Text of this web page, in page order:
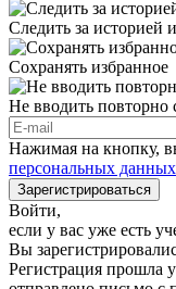
Следить за историей
Сохранять избранное
Не вводить повторно
Нажимая на кнопку,
персональных данных
Зарегистрироваться
Войти,
если у вас уже есть
Вы
Регистрация прошла